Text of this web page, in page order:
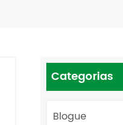
Categorias
Blogue